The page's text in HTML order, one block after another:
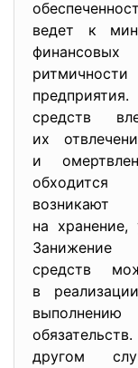
ведет к
финансовых
средств
их
и
обходится
на
средств
в
другом